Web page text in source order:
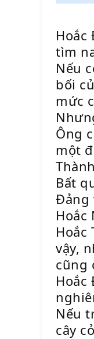
tìm
Nếu
bối
mức
Ông
một
Bất
Đảng
vậy,
cũng
Nếu
cây